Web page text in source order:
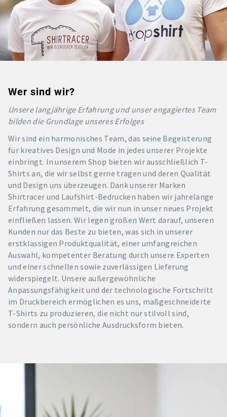
Wer sind wir?
Unsere langjährige Erfahrung und unser engagiertes Team
bilden die Grundlage unseres Erfolges
Wir sind ein harmonisches Team, das seine Begeisterung
für kreatives Design und Mode in jedes unserer Projekte
einbringt. In unserem Shop bieten wir ausschließlich T-
Shirts an, die wir selbst gerne tragen und deren Qualität
und Design uns überzeugen. Dank unserer Marken
Shirtracer und Laufshirt-Bedrucken haben wir jahrelange
Erfahrung gesammelt, die wir nun in unser neues Projekt
einfließen lassen. Wir legen großen Wert darauf, unseren
Kunden nur das Beste zu bieten, was sich in unserer
erstklassigen Produktqualität, einer umfangreichen
Auswahl, kompetenter Beratung durch unsere Experten
und einer schnellen sowie zuverlässigen Lieferung
widerspiegelt. Unsere außergewöhnliche
Anpassungsfähigkeit und der technologische Fortschritt
im Druckbereich ermöglichen es uns, maßgeschneiderte
T-Shirts zu produzieren, die nicht nur stilvoll sind,
sondern auch persönliche Ausdrucksform bieten.